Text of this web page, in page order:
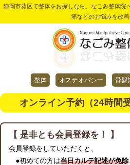
静岡市葵区で整体をお探しなら、なごみ整体院
痛などのお悩みを改
整体 オステオパシー 骨盤
オンライン予約（24時間受
【 是非とも会員登録を！ 】
会員登録をしていただくと、
●初めての方は当日カルテ記述が免除